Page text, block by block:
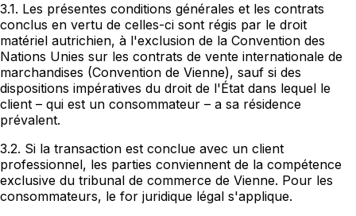
3.1. Les présentes conditions générales et les contrats
conclus en vertu de celles-ci sont régis par le droit
matériel autrichien, à l'exclusion de la Convention des
Nations Unies sur les contrats de vente internationale de
marchandises (Convention de Vienne), sauf si des
dispositions impératives du droit de l'État dans lequel le
client – qui est un consommateur – a sa résidence
prévalent.
3.2. Si la transaction est conclue avec un client
professionnel, les parties conviennent de la compétence
exclusive du tribunal de commerce de Vienne. Pour les
consommateurs, le for juridique légal s'applique.